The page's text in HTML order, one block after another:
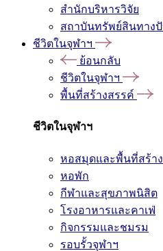
สำนักบริหารวิจัย
สถาบันทรัพย์สินทาง
ชีวิตในจุฬาฯ
ย้อนกลับ
ชีวิตในจุฬาฯ
พื้นที่สร้างสรรค์
ชีวิตในจุฬาฯ
หอสมุดและพื้นที่สร้า
หอพัก
กีฬาและสุขภาพนิสิต
โรงอาหารและคาเฟ่
กิจกรรมและชมรม
รอบรั้วจุฬาฯ